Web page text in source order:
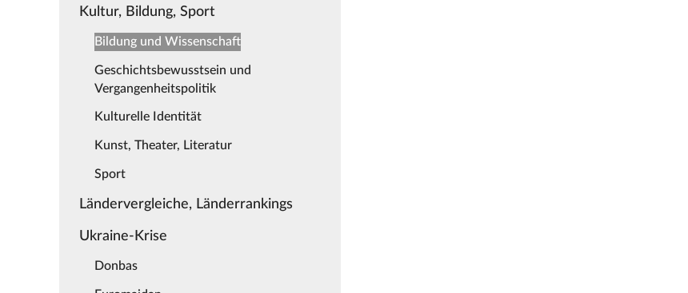
Kultur, Bildung, Sport
Bildung und Wissenschaft
Geschichtsbewusstsein und
Vergangenheitspolitik
Kulturelle Identität
Kunst, Theater, Literatur
Sport
Ländervergleiche, Länderrankings
Ukraine-Krise
Donbas